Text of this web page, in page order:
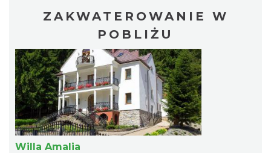
ZAKWATEROWANIE W
POBLIŻU
Willa Amalia